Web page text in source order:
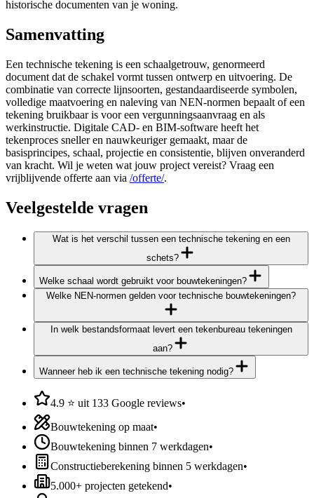
historische documenten van je woning.
Samenvatting
Een technische tekening is een schaalgetrouw, genormeerd
document dat de schakel vormt tussen ontwerp en uitvoering. De
combinatie van correcte lijnsoorten, gestandaardiseerde symbolen,
volledige maatvoering en naleving van NEN-normen bepaalt of een
tekening bruikbaar is voor een vergunningsaanvraag en als
werkinstructie. Digitale CAD- en BIM-software heeft het
tekenproces sneller en nauwkeuriger gemaakt, maar de
basisprincipes, schaal, projectie en consistentie, blijven onveranderd
van kracht. Wil je weten wat jouw project vereist? Vraag een
vrijblijvende offerte aan via /offerte/.
Veelgestelde vragen
Wat is het verschil tussen een technische tekening en een
schets?
Welke schaal wordt gebruikt voor bouwtekeningen?
Welke NEN-normen gelden voor technische bouwtekeningen?
In welk bestandsformaat levert een tekenbureau tekeningen
aan?
Wanneer heb ik een technische tekening nodig?
4.9 ⭐ uit 133 Google reviews•
Bouwtekening op maat•
Bouwtekening binnen 7 werkdagen•
Constructieberekening binnen 5 werkdagen•
5.000+ projecten getekend•